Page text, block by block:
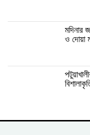
মদিনার
ও দোয়া